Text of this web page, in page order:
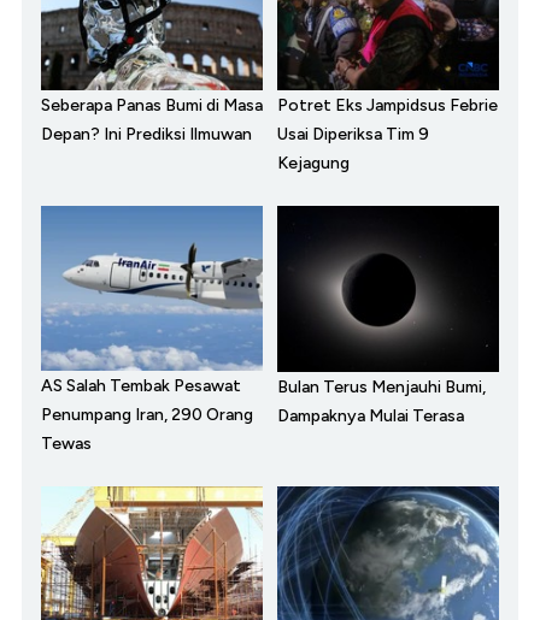
Seberapa Panas Bumi di Masa
Depan? Ini Prediksi Ilmuwan
Potret Eks Jampidsus Febrie
Usai Diperiksa Tim 9
Kejagung
AS Salah Tembak Pesawat
Penumpang Iran, 290 Orang
Tewas
Bulan Terus Menjauhi Bumi,
Dampaknya Mulai Terasa